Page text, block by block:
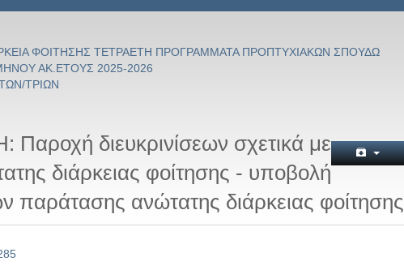
ΦΟΙΤΗΣΗΣ ΤΕΤΡΑΕΤΗ ΠΡΟΓΡΑΜΜΑΤΑ ΠΡΟΠΤΥΧΙΑΚΩΝ ΣΠΟΥΔΩ
ΑΚ.ΕΤΟΥΣ 2025-2026
ΤΡΙΩΝ
διευκρινίσεων σχετικά με
διάρκειας φοίτησης - υποβολή
παράτασης ανώτατης διάρκειας φοίτησης